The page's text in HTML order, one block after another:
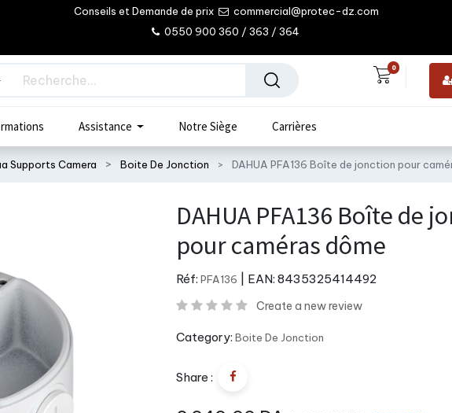
Conseils et Demande de prix
commercial@protec-dz.com
0550 900 360 / 363 / 364
0
Assistance Notre Siège Carrières
Supports Camera Boite De Jonction DAHUA PFA136 Boîte de jonction pour
DAHUA PFA136 Boîte de
pour caméras dôme
Réf: PFA136 | EAN: 8435325414492
Create a new review
Category: Boite De Jonction
Share :